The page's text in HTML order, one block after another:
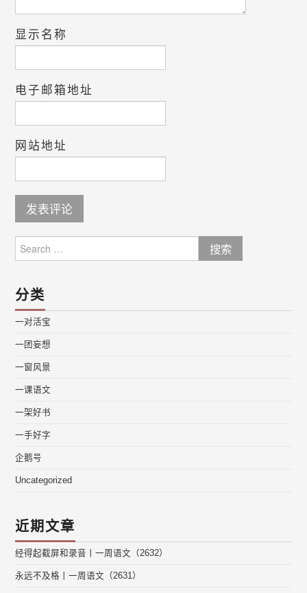
显示名称
电子邮箱地址
网站地址
for:
分类
一对活宝
一团妄想
一窗风景
一课语文
一架好书
一手好字
企鹅号
Uncategorized
近期文章
经得起截屏和录音丨一周语文（2632）
永远不及格丨一周语文（2631）